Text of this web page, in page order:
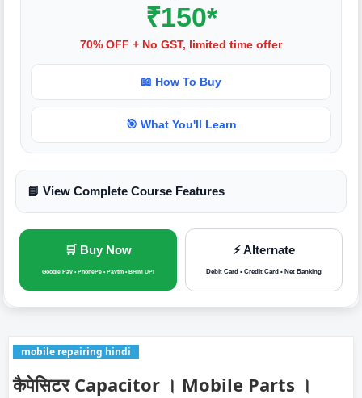
₹150*
70% OFF + No GST, limited time offer
📖 How To Buy
🎯 What You'll Learn
📘 View Complete Course Features
🛒 Buy Now
Google Pay • PhonePe • Paytm • BHIM UPI
⚡ Alternate
Debit Card • Credit Card • Net Banking
mobile repairing hindi
कैपेसिटर Capacitor । Mobile Parts ।